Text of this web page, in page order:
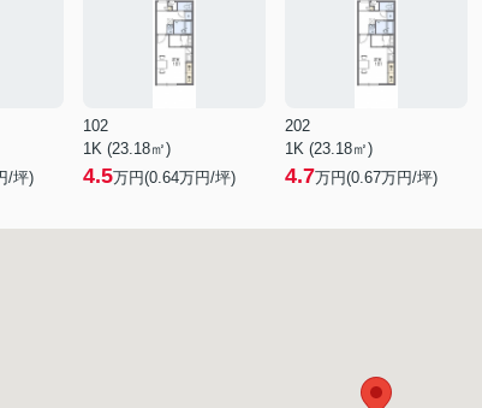
/坪)
102
1K (23.18㎡)
4.5万円(0.64万円/坪)
202
1K (23.18㎡)
4.7万円(0.67万円/坪)